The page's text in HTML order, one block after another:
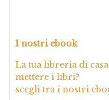
I nostri ebook
La tua libreria di
mettere i libri?
scegli tra i nostri